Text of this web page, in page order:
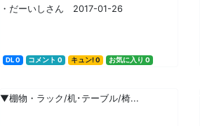
・だーいしさん 2017-01-26
DL 0 コメント 0 キュン! 0 お気に入り 0
▼棚物・ラック/机･テーブル/椅...